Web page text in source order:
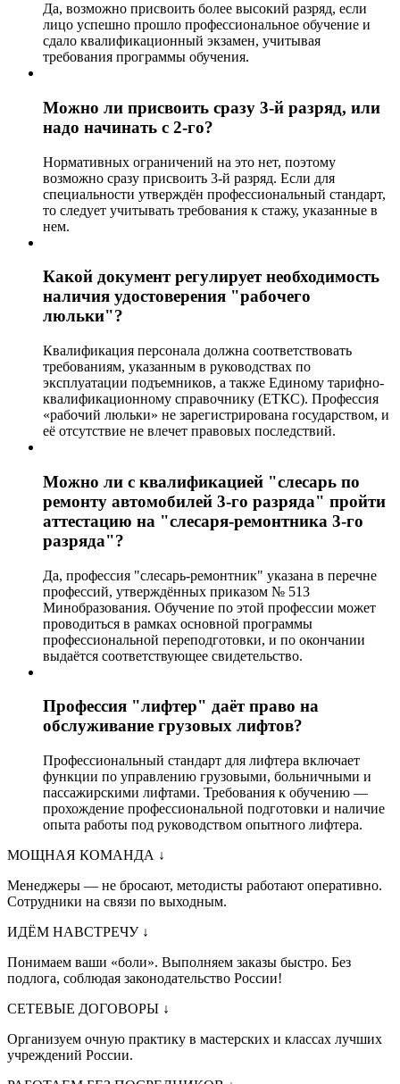
Да, возможно присвоить более высокий разряд, если
лицо успешно прошло профессиональное обучение и
сдало квалификационный экзамен, учитывая
требования программы обучения.
Можно ли присвоить сразу 3-й разряд, или
надо начинать с 2-го?
Нормативных ограничений на это нет, поэтому
возможно сразу присвоить 3-й разряд. Если для
специальности утверждён профессиональный стандарт,
то следует учитывать требования к стажу, указанные в
нем.
Какой документ регулирует необходимость
наличия удостоверения "рабочего
люльки"?
Квалификация персонала должна соответствовать
требованиям, указанным в руководствах по
эксплуатации подъемников, а также Единому тарифно-
квалификационному справочнику (ЕТКС). Профессия
«рабочий люльки» не зарегистрирована государством, и
её отсутствие не влечет правовых последствий.
Можно ли с квалификацией "слесарь по
ремонту автомобилей 3-го разряда" пройти
аттестацию на "слесаря-ремонтника 3-го
разряда"?
Да, профессия "слесарь-ремонтник" указана в перечне
профессий, утверждённых приказом № 513
Минобразования. Обучение по этой профессии может
проводиться в рамках основной программы
профессиональной переподготовки, и по окончании
выдаётся соответствующее свидетельство.
Профессия "лифтер" даёт право на
обслуживание грузовых лифтов?
Профессиональный стандарт для лифтера включает
функции по управлению грузовыми, больничными и
пассажирскими лифтами. Требования к обучению —
прохождение профессиональной подготовки и наличие
опыта работы под руководством опытного лифтера.
МОЩНАЯ КОМАНДА ↓
Менеджеры — не бросают, методисты работают оперативно.
Сотрудники на связи по выходным.
ИДЁМ НАВСТРЕЧУ ↓
Понимаем ваши «боли». Выполняем заказы быстро. Без
подлога, соблюдая законодательство России!
СЕТЕВЫЕ ДОГОВОРЫ ↓
Организуем очную практику в мастерских и классах лучших
учреждений России.